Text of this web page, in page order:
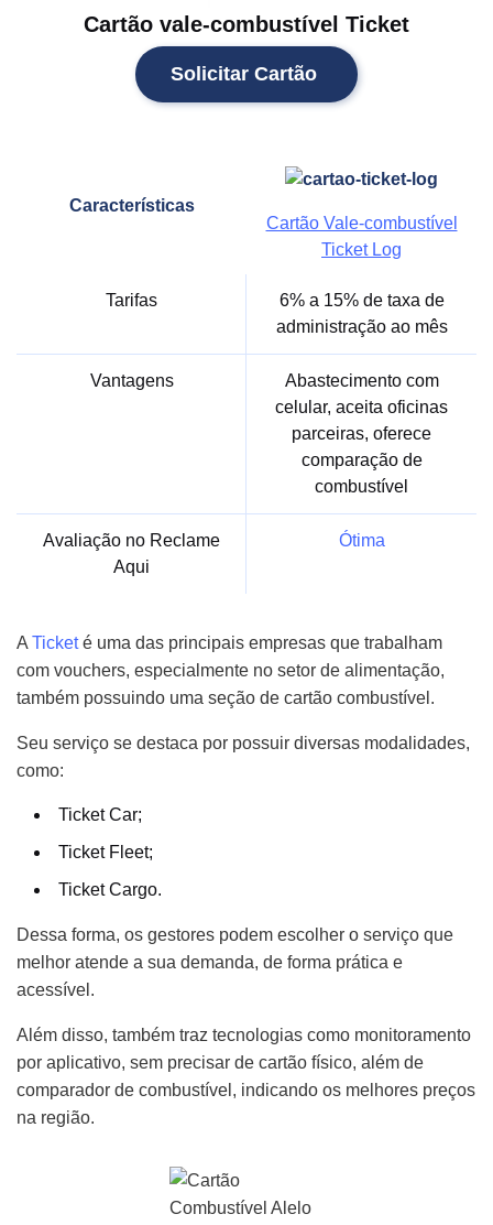
Cartão vale-combustível Ticket
Solicitar Cartão
Características
Cartão Vale-combustível
Ticket Log
Tarifas
6% a 15% de taxa de
administração ao mês
Vantagens
Abastecimento com
celular, aceita oficinas
parceiras, oferece
comparação de
combustível
Avaliação no Reclame
Aqui
Ótima
A Ticketé uma das principais empresas que trabalham
com vouchers, especialmente no setor de alimentação,
também possuindo uma seção de cartão combustível.
Seu serviço se destaca por possuir diversas modalidades,
como:
Ticket Car;
Ticket Fleet;
Ticket Cargo.
Dessa forma, os gestores podem escolher o serviço que
melhor atende a sua demanda, de forma prática e
acessível.
Além disso, também traz tecnologias como monitoramento
por aplicativo, sem precisar de cartão físico, além de
comparador de combustível, indicando os melhores preços
na região.